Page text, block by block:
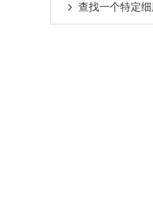
查找一个特定